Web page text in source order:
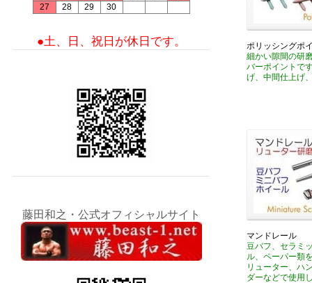
ポリッシングポ
細かい隙間の研
バーポイントで
げ、中間仕上げ
マンドレール
豆バフ、セラミ
ル、ペーパー類
リューター、ハ
ダーなどで使用
27
28 29 30
●土、日、祝日が休日です。
藤田和之・公式オフィシャルサイト